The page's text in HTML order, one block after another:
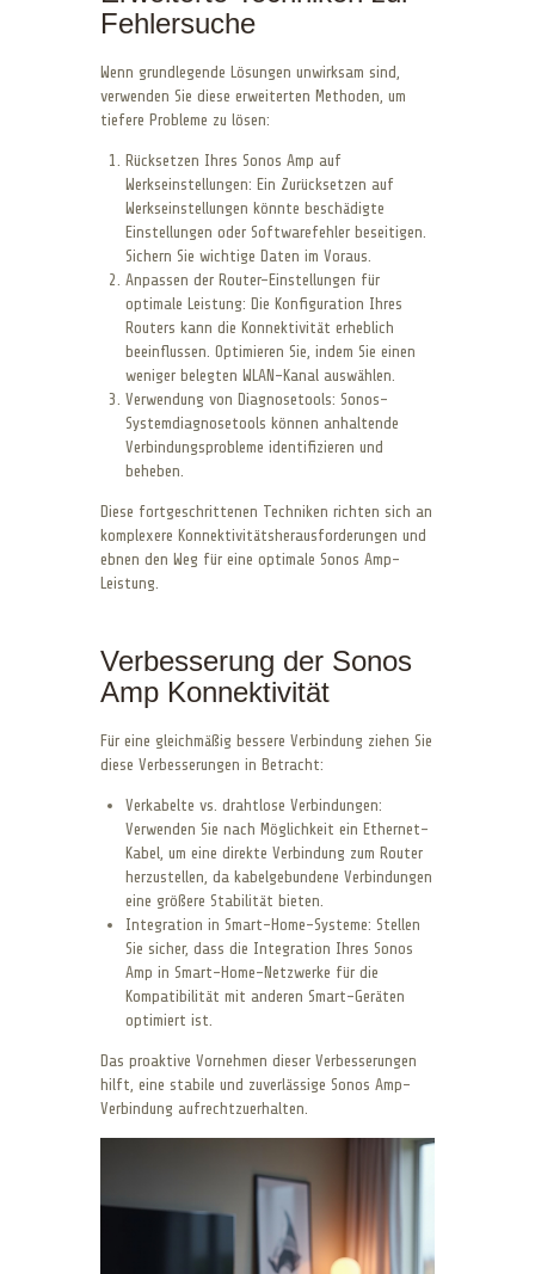
Fehlersuche
Wenn grundlegende Lösungen unwirksam sind,
verwenden Sie diese erweiterten Methoden, um
tiefere Probleme zu lösen:
Rücksetzen Ihres Sonos Amp auf
Werkseinstellungen: Ein Zurücksetzen auf
Werkseinstellungen könnte beschädigte
Einstellungen oder Softwarefehler beseitigen.
Sichern Sie wichtige Daten im Voraus.
Anpassen der Router-Einstellungen für
optimale Leistung: Die Konfiguration Ihres
Routers kann die Konnektivität erheblich
beeinflussen. Optimieren Sie, indem Sie einen
weniger belegten WLAN-Kanal auswählen.
Verwendung von Diagnosetools: Sonos-
Systemdiagnosetools können anhaltende
Verbindungsprobleme identifizieren und
beheben.
Diese fortgeschrittenen Techniken richten sich an
komplexere Konnektivitätsherausforderungen und
ebnen den Weg für eine optimale Sonos Amp-
Leistung.
Verbesserung der Sonos
Amp Konnektivität
Für eine gleichmäßig bessere Verbindung ziehen Sie
diese Verbesserungen in Betracht:
Verkabelte vs. drahtlose Verbindungen:
Verwenden Sie nach Möglichkeit ein Ethernet-
Kabel, um eine direkte Verbindung zum Router
herzustellen, da kabelgebundene Verbindungen
eine größere Stabilität bieten.
Integration in Smart-Home-Systeme: Stellen
Sie sicher, dass die Integration Ihres Sonos
Amp in Smart-Home-Netzwerke für die
Kompatibilität mit anderen Smart-Geräten
optimiert ist.
Das proaktive Vornehmen dieser Verbesserungen
hilft, eine stabile und zuverlässige Sonos Amp-
Verbindung aufrechtzuerhalten.